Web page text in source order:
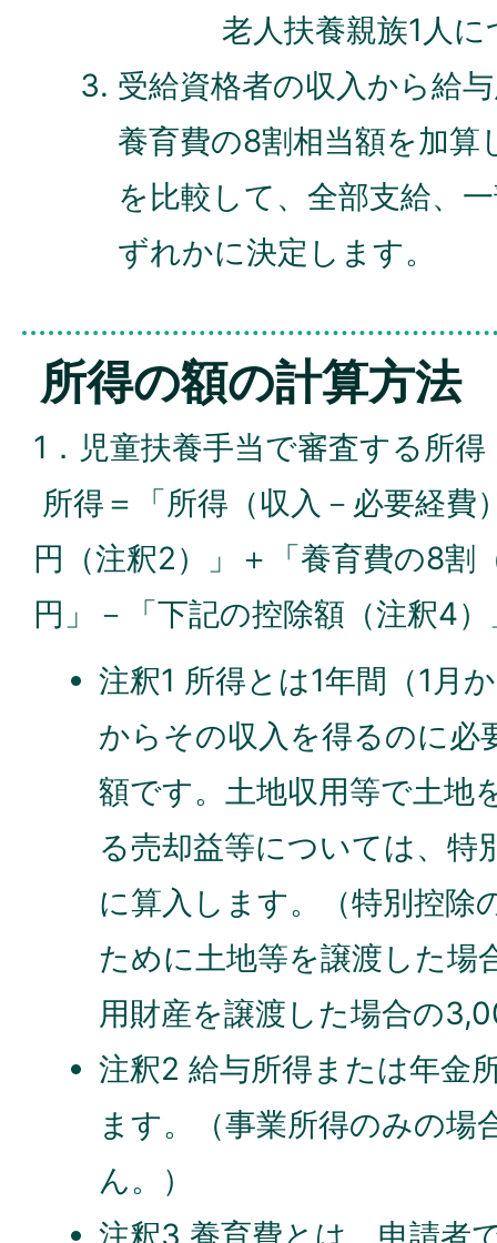
老人扶養親族1人
受給資格者の収入から給
養育費の8割相当額を加算
を比較して、全部支給、
ずれかに決定します。
所得の額の計算方法
1．児童扶養手当で審査する所得
所得＝「所得（収入－必要経費
円（注釈2）」＋「養育費の8割
円」－「下記の控除額（注釈4）
注釈1 所得とは1年間（1月
からその収入を得るのに必
額です。土地収用等で土地
る売却益等については、特
に算入します。（特別控除
ために土地等を譲渡した場
用財産を譲渡した場合の
注釈2 給与所得または年金
ます。（事業所得のみの場
ん。）
注釈3 養育費とは、申請者